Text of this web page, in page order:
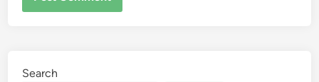
Search